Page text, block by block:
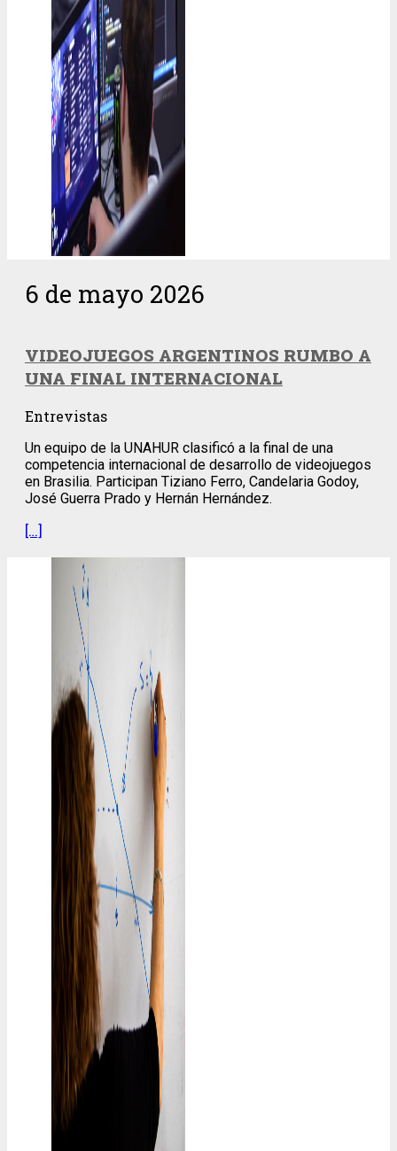
6 de mayo 2026
VIDEOJUEGOS ARGENTINOS RUMBO A
UNA FINAL INTERNACIONAL
Entrevistas
Un equipo de la UNAHUR clasificó a la final de una
competencia internacional de desarrollo de videojuegos
en Brasilia. Participan Tiziano Ferro, Candelaria Godoy,
José Guerra Prado y Hernán Hernández.
[…]